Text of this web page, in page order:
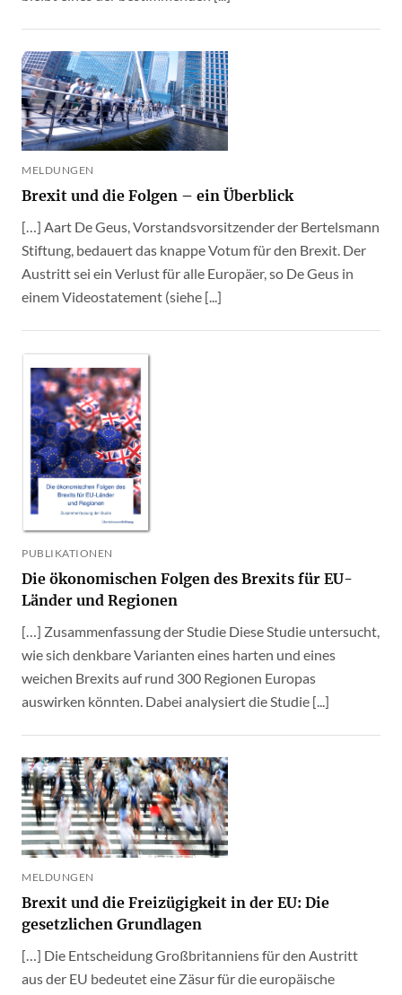
MELDUNGEN
Brexit und die Folgen – ein Überblick
[…] Aart De Geus, Vorstandsvorsitzender der Bertelsmann
Stiftung, bedauert das knappe Votum für den Brexit. Der
Austritt sei ein Verlust für alle Europäer, so De Geus in
einem Videostatement (siehe [...]
PUBLIKATIONEN
Die ökonomischen Folgen des Brexits für EU-
Länder und Regionen
[…] Zusammenfassung der Studie Diese Studie untersucht,
wie sich denkbare Varianten eines harten und eines
weichen Brexits auf rund 300 Regionen Europas
auswirken könnten. Dabei analysiert die Studie [...]
MELDUNGEN
Brexit und die Freizügigkeit in der EU: Die
gesetzlichen Grundlagen
[…] Die Entscheidung Großbritanniens für den Austritt
aus der EU bedeutet eine Zäsur für die europäische